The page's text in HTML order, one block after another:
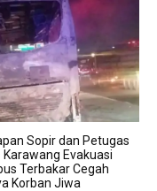
Sopir dan Petugas
Karawang Evakuasi
Terbakar Cegah
Korban Jiwa